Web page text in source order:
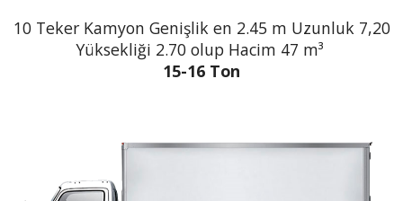
10 Teker Kamyon Genişlik en 2.45 m Uzunluk 7,20
Yüksekliği 2.70 olup Hacim 47 m³
15-16 Ton